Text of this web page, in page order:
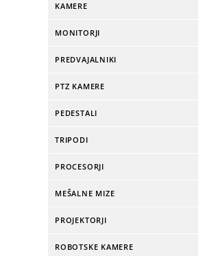
KAMERE
MONITORJI
PREDVAJALNIKI
PTZ KAMERE
PEDESTALI
TRIPODI
PROCESORJI
MEŠALNE MIZE
PROJEKTORJI
ROBOTSKE KAMERE